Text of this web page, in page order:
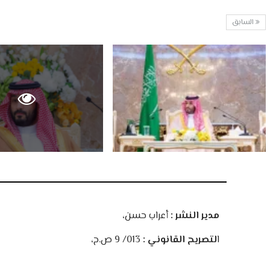
السابق
مدير النشر :أعراب حسن،
التصريح القانوني :